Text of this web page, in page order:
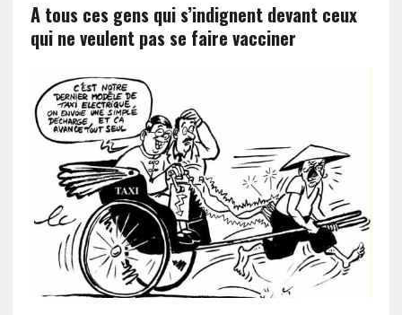
A tous ces gens qui s’indignent devant ceux
qui ne veulent pas se faire vacciner